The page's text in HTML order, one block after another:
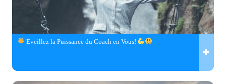
Éveillez la Puissance du Coach en Vous!